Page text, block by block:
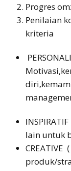
Progres
Penilaian
kriteria
lain untuk
produk/